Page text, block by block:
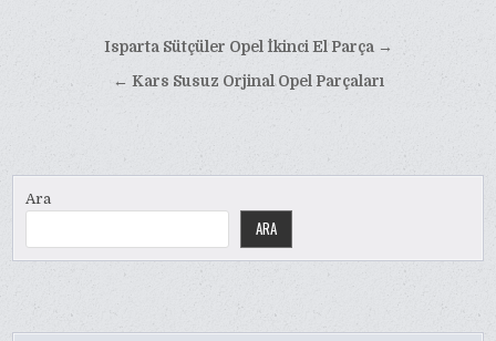
gezinmesi
Isparta Sütçüler Opel İkinci El Parça →
← Kars Susuz Orjinal Opel Parçaları
Ara
ARA